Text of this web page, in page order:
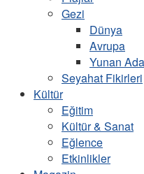
Gezi
Dünya
Avrupa
Yunan
Seyahat Fikirleri
Kültür
Eğitim
Kültür & Sanat
Eğlence
Etkinlikler